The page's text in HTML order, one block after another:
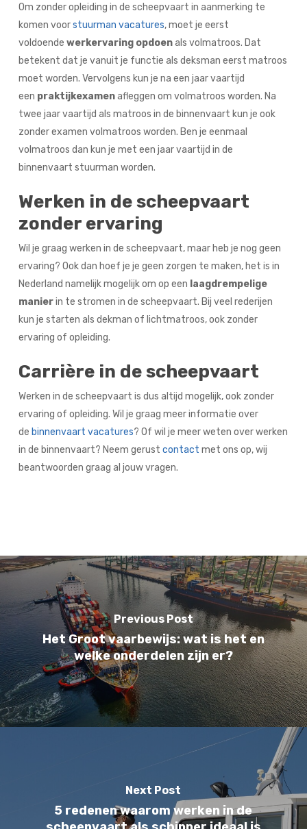
Om zonder opleiding in de scheepvaart in aanmerking te
komen voorstuurman vacatures, moet je eerst
voldoende werkervaring opdoenals volmatroos. Dat
betekent dat je vanuit je functie als deksman eerst matroos
moet worden. Vervolgens kun je na een jaar vaartijd
een praktijkexamenafleggen om volmatroos worden. Na
twee jaar vaartijd als matroos in de binnenvaart kun je ook
zonder examen volmatroos worden. Ben je eenmaal
volmatroos dan kun je met een jaar vaartijd in de
binnenvaart stuurman worden.
Werken in de scheepvaart
zonder ervaring
Wil je graag werken in de scheepvaart, maar heb je nog geen
ervaring? Ook dan hoef je je geen zorgen te maken, het is in
Nederland namelijk mogelijk om op een laagdrempelige
manierin te stromen in de scheepvaart. Bij veel rederijen
kun je starten als dekman of lichtmatroos, ook zonder
ervaring of opleiding.
Carrière in de scheepvaart
Werken in de scheepvaart is dus altijd mogelijk, ook zonder
ervaring of opleiding. Wil je graag meer informatie over
de binnenvaart vacatures? Of wil je meer weten over werken
in de binnenvaart? Neem gerust contact met ons op, wij
beantwoorden graag al jouw vragen.
Previous Post
Het Groot vaarbewijs: wat is het en
welke onderdelen zijn er?
Next Post
5 redenen waarom werken in de